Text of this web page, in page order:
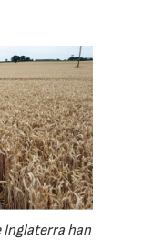
Inglaterra han